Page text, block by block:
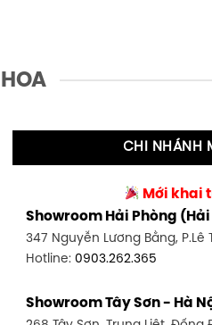
CHI NHÁNH
Mới khai
Showroom Hải Phòng
347 Nguyễn Lương Bằng, P.Lê
Hotline:0903.262.365
Showroom Tây Sơn - Hà